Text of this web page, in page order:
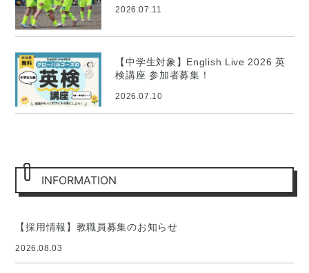
2026.07.11
【中学生対象】English Live 2026 英
検講座 参加者募集！
2026.07.10
INFORMATION
【採用情報】教職員募集のお知らせ
2026.08.03